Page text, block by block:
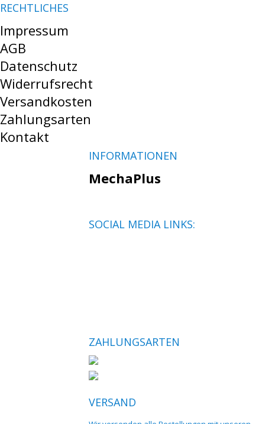
RECHTLICHES
Impressum
AGB
Datenschutz
Widerrufsrecht
Versandkosten
Zahlungsarten
Kontakt
INFORMATIONEN
MechaPlus
SOCIAL MEDIA LINKS:
ZAHLUNGSARTEN
VERSAND